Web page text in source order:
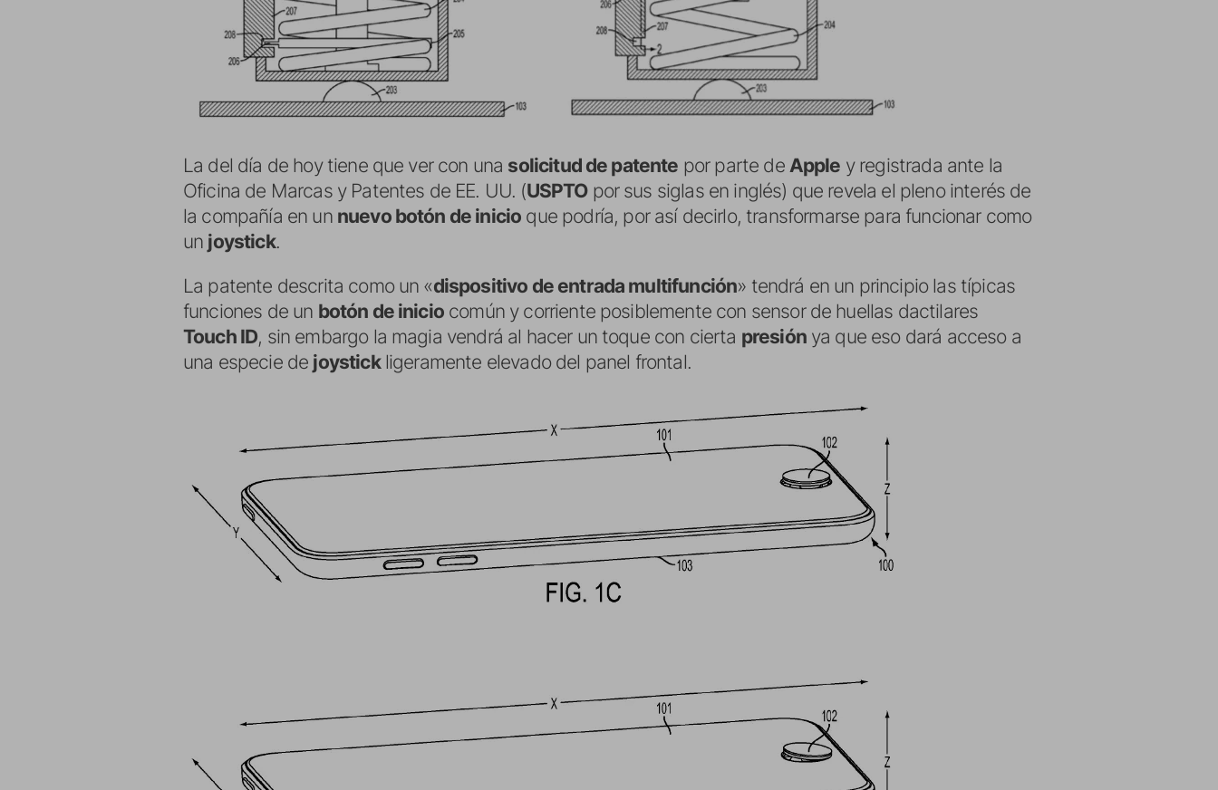
La del día de hoy tiene que ver con una solicitud de patente por parte de Apple y registrada ante la
Oficina de Marcas y Patentes de EE. UU. (USPTOpor sus siglas en inglés) que revela el pleno interés de
la compañía en un nuevo botón de inicio que podría, por así decirlo, transformarse para funcionar como
un joystick.
La patente descrita como un «dispositivo de entrada multifunción» tendrá en un principio las típicas
funciones de un botón de iniciocomún y corriente posiblemente con sensor de huellas dactilares
Touch ID, sin embargo la magia vendrá al hacer un toque con cierta presiónya que eso dará acceso a
una especie de joystickligeramente elevado del panel frontal.